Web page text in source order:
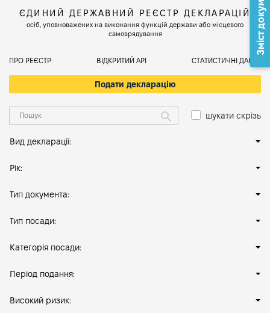
ЄДИНИЙ ДЕРЖАВНИЙ РЕЄСТР ДЕКЛАРАЦІЙ
осіб, уповноважених на виконання функцій держави або місцевого
самоврядування
ПРО РЕЄСТР ВІДКРИТИЙ АРІ СТАТИСТИЧНІ ДАНІ
Подати декларацію
шукати скрізь
Вид декларації:
Рік:
Тип документа:
Тип посади:
Категорія посади:
Період подання:
Високий ризик:
Зміст документа